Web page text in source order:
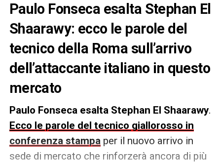
Paulo Fonseca esalta Stephan El
Shaarawy: ecco le parole del
tecnico della Roma sull’arrivo
dell’attaccante italiano in questo
mercato
Paulo Fonseca esalta Stephan El Shaarawy.
Ecco le parole del tecnico giallorosso in
conferenza stampaper il nuovo arrivo in
sede di mercato che rinforzerà ancora di più